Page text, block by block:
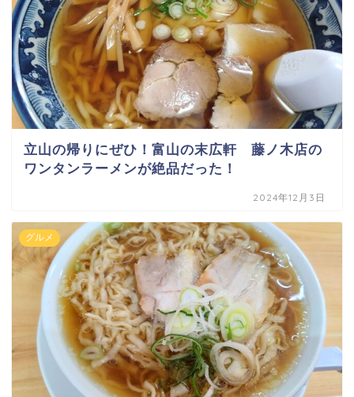
立山の帰りにぜひ！富山の末広軒 藤ノ木店の
ワンタンラーメンが絶品だった！
2024年12月3日
グルメ